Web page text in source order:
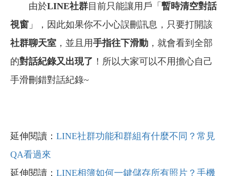
由於LINE社群目前只能讓用戶「 暫時清空對話
視窗 」，因此如果你不小心誤刪訊息，只要打開該
社群聊天室 ，並且用手指往下滑動 ，就會看到全部
的對話紀錄又出現了 ！所以大家可以不用擔心自己
手滑刪錯對話紀錄~
延伸閱讀： LINE社群功能和群組有什麼不同？常見
QA看過來
延伸閱讀： LINE相簿如何一鍵儲存所有照片？手機